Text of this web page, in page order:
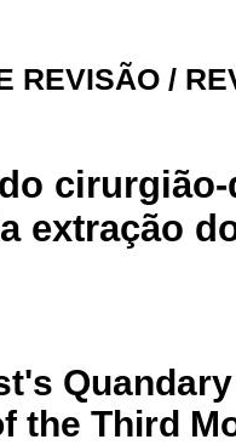
REVISÃO /
extração
the Third